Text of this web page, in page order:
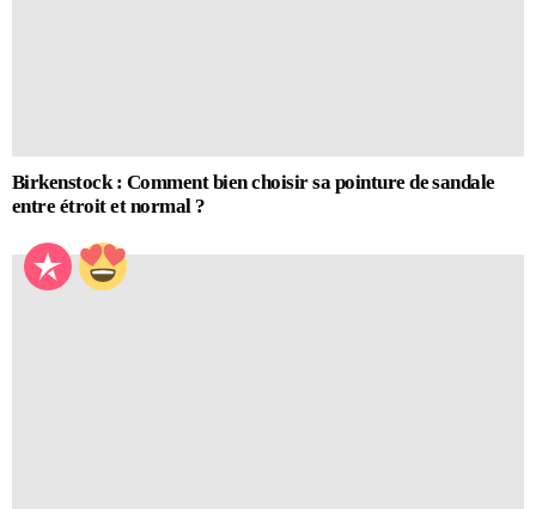
Birkenstock : Comment bien choisir sa pointure de sandale
entre étroit et normal ?